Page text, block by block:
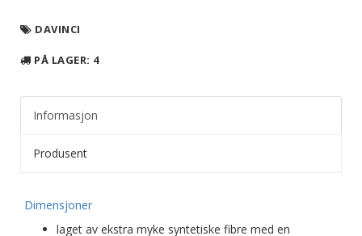
DAVINCI
PÅ LAGER: 4
Informasjon
Produsent
Dimensjoner
laget av ekstra myke syntetiske fibre med en